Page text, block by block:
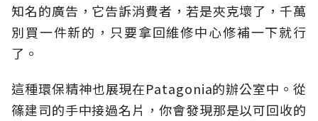
知名的廣告，它告訴消費者，若是夾克壞了，千萬
別買一件新的，只要拿回維修中心修補一下就行
了。
這種環保精神也展現在Patagonia的辦公室中。從
篠建司的手中接過名片，你會發現那是以可回收的